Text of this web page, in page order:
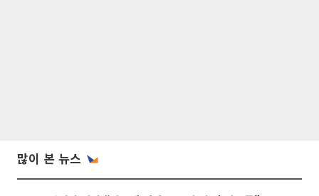
많이 본 뉴스